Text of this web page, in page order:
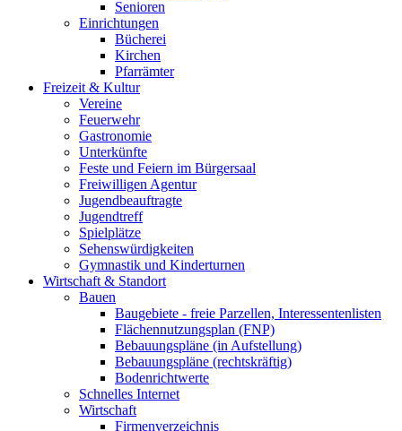
Senioren
Einrichtungen
Bücherei
Kirchen
Pfarrämter
Freizeit & Kultur
Vereine
Feuerwehr
Gastronomie
Unterkünfte
Feste und Feiern im Bürgersaal
Freiwilligen Agentur
Jugendbeauftragte
Jugendtreff
Spielplätze
Sehenswürdigkeiten
Gymnastik und Kinderturnen
Wirtschaft & Standort
Bauen
Baugebiete - freie Parzellen, Interessentenlisten
Flächennutzungsplan (FNP)
Bebauungspläne (in Aufstellung)
Bebauungspläne (rechtskräftig)
Bodenrichtwerte
Schnelles Internet
Wirtschaft
Firmenverzeichnis